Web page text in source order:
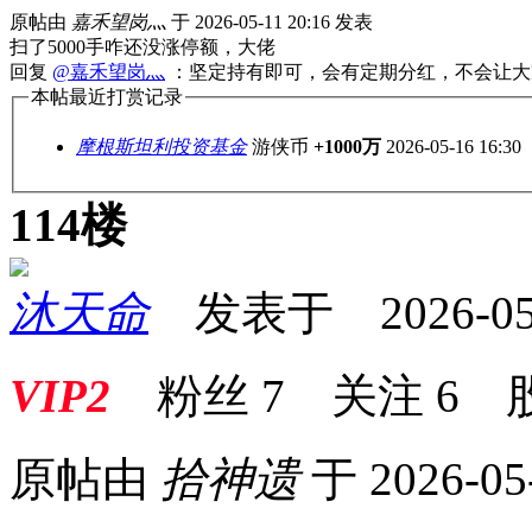
原帖由 嘉禾望岗灬 于 2026-05-11 20:16 发表
扫了5000手咋还没涨停额，大佬
回复 @嘉禾望岗灬 ：坚定持有即可，会有定期分红，不会让
本帖最近打赏记录
摩根斯坦利投资基金 游侠币 +1000万 2026-05-16 16:30
114楼
沐天命发表于 2026-
VIP2 粉丝 7 关注 6
原帖由 拾神遗于 2026-